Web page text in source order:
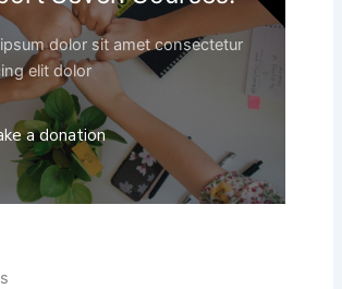
dolor sit amet consectetur
elit dolor
a donation